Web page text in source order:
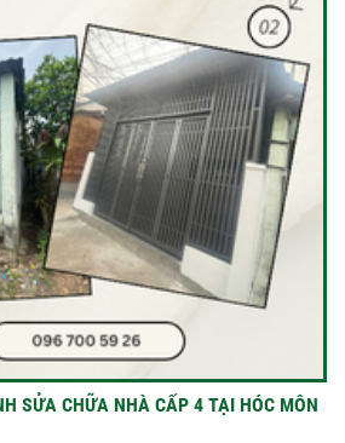
SỬA CHỮA NHÀ CẤP 4 TẠI HÓC MÔN